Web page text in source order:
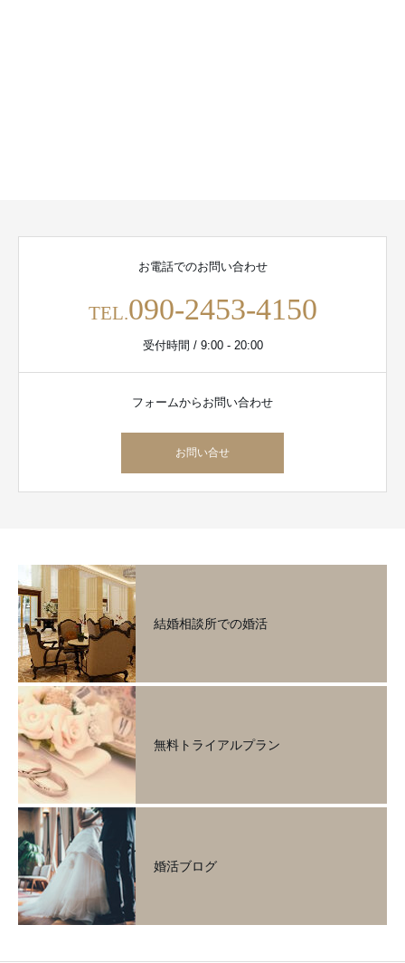
お電話でのお問い合わせ
TEL.090-2453-4150
受付時間 / 9:00 - 20:00
フォームからお問い合わせ
お問い合せ
結婚相談所での婚活
無料トライアルプラン
婚活ブログ